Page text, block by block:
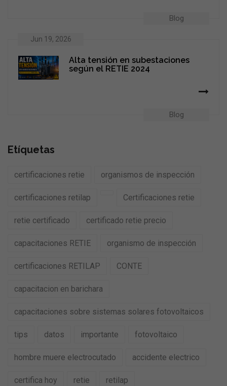
Blog
Jun 19, 2026
Blog
Alta tensión en subestaciones
según el RETIE 2024
Etíquetas
certificaciones retie organismos de inspección
certificaciones retilap Certificaciones retie
retie certificado certificado retie precio
capacitaciones RETIE organismo de inspección
certificaciones RETILAP CONTE
capacitacion en barichara
capacitaciones sobre sistemas solares fotovoltaicos
tips datos importante fotovoltaico
hombre muere electrocutado accidente electrico
certifica hoy retie retilap